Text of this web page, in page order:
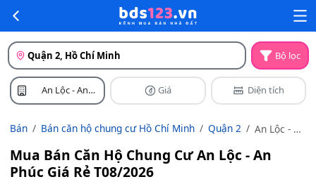
Quận 2, Hồ Chí Minh Bộ lọc
An Lộc - An
Phúc
Giá Diện tích
Bán Bán căn hộ chung cư Hồ Chí Minh Quận 2
An Lộc - An
Mua Bán Căn Hộ Chung Cư An Lộc - An
Phúc Giá Rẻ T08/2026